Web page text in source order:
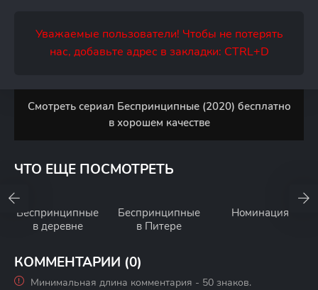
Уважаемые пользователи! Чтобы не потерять
нас, добавьте адрес в закладки: CTRL+D
Смотреть сериал Беспринципные (2020) бесплатно
в хорошем качестве
ЧТО ЕЩЕ ПОСМОТРЕТЬ
Беспринципные
в деревне
Беспринципные
в Питере
Номинация
КОММЕНТАРИИ (0)
Минимальная длина комментария - 50 знаков.